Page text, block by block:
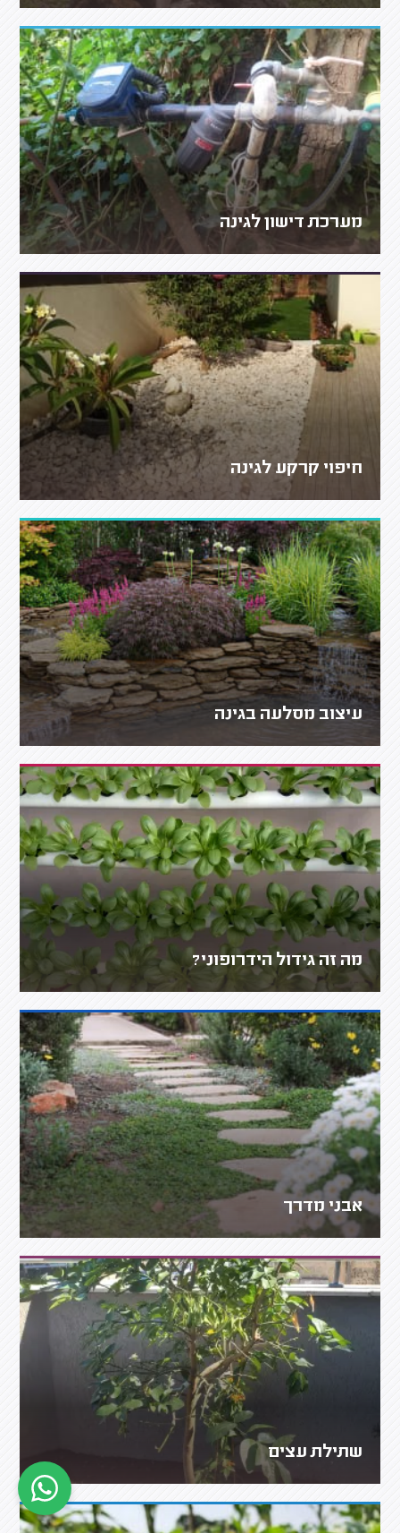
מערכת דישון לגינה
חיפוי קרקע לגינה
עיצוב מסלעה בגינה
מה זה גידול הידרופוני?
אבני מדרך
שתילת עצים